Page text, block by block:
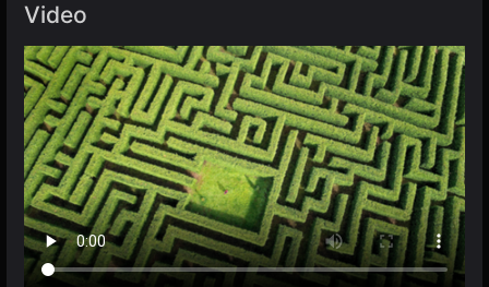
Video